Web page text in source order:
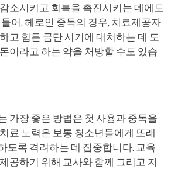
소시키고 회복을 촉진시키는 데에도
어, 헤로인 중독의 경우, 치료제공자
고 힘든 금단 시기에 대처하는 데 도
이라고 하는 약을 처방할 수도 있습
가장 좋은 방법은 첫 사용과 중독을
료 노력은 보통 청소년들에게 또래
도록 격려하는 데 집중합니다. 교육
공하기 위해 교사와 함께 그리고 지